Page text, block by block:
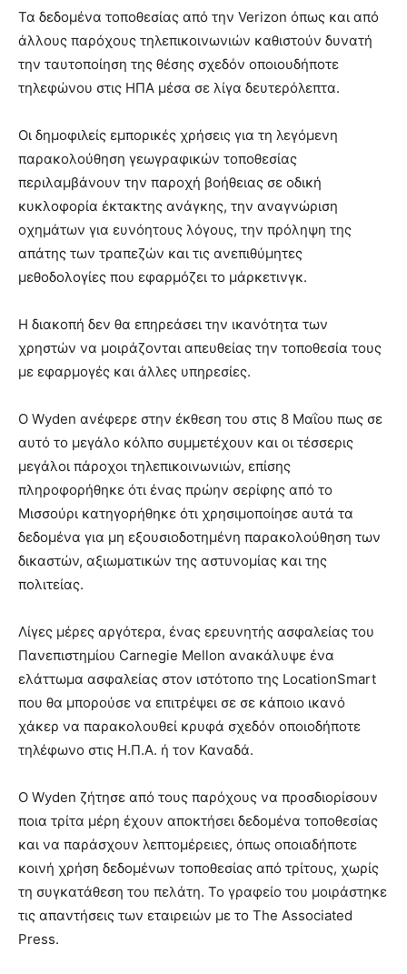
Τα δεδομένα τοποθεσίας από την Verizon όπως και από
άλλους παρόχους τηλεπικοινωνιών καθιστούν δυνατή
την ταυτοποίηση της θέσης σχεδόν οποιουδήποτε
τηλεφώνου στις ΗΠΑ μέσα σε λίγα δευτερόλεπτα.
Οι δημοφιλείς εμπορικές χρήσεις για τη λεγόμενη
παρακολούθηση γεωγραφικών τοποθεσίας
περιλαμβάνουν την παροχή βοήθειας σε οδική
κυκλοφορία έκτακτης ανάγκης, την αναγνώριση
οχημάτων για ευνόητους λόγους, την πρόληψη της
απάτης των τραπεζών και τις ανεπιθύμητες
μεθοδολογίες που εφαρμόζει το μάρκετινγκ.
Η διακοπή δεν θα επηρεάσει την ικανότητα των
χρηστών να μοιράζονται απευθείας την τοποθεσία τους
με εφαρμογές και άλλες υπηρεσίες.
Ο Wyden ανέφερε στην έκθεση του στις 8 Μαΐου πως σε
αυτό το μεγάλο κόλπο συμμετέχουν και οι τέσσερις
μεγάλοι πάροχοι τηλεπικοινωνιών, επίσης
πληροφορήθηκε ότι ένας πρώην σερίφης από το
Μισσούρι κατηγορήθηκε ότι χρησιμοποίησε αυτά τα
δεδομένα για μη εξουσιοδοτημένη παρακολούθηση των
δικαστών, αξιωματικών της αστυνομίας και της
πολιτείας.
Λίγες μέρες αργότερα, ένας ερευνητής ασφαλείας του
Πανεπιστημίου Carnegie Mellon ανακάλυψε ένα
ελάττωμα ασφαλείας στον ιστότοπο της LocationSmart
που θα μπορούσε να επιτρέψει σε σε κάποιο ικανό
χάκερ να παρακολουθεί κρυφά σχεδόν οποιοδήποτε
τηλέφωνο στις Η.Π.Α. ή τον Καναδά.
Ο Wyden ζήτησε από τους παρόχους να προσδιορίσουν
ποια τρίτα μέρη έχουν αποκτήσει δεδομένα τοποθεσίας
και να παράσχουν λεπτομέρειες, όπως οποιαδήποτε
κοινή χρήση δεδομένων τοποθεσίας από τρίτους, χωρίς
τη συγκατάθεση του πελάτη. Το γραφείο του μοιράστηκε
τις απαντήσεις των εταιρειών με το The Associated
Press.